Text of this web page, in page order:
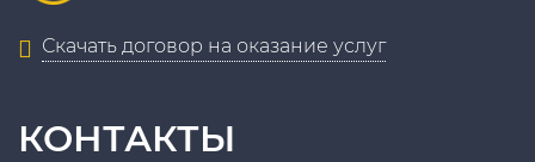
Скачать договор на оказание услуг
КОНТАКТЫ